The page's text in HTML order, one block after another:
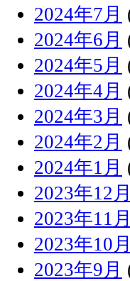
2024年7月
2024年6月
2024年5月
2024年4月
2024年3月
2024年2月
2024年1月
2023年12月
2023年11月
2023年10月
2023年9月